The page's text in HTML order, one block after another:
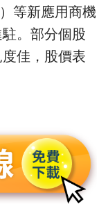
等新應用商機
。部分個股
佳，股價表